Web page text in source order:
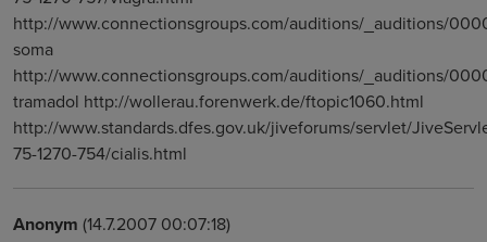
http://www.connectionsgroups.com/auditions/_auditions/
soma
http://www.connectionsgroups.com/auditions/_auditions/
tramadol http://wollerau.forenwerk.de/ftopic1060.html
http://www.standards.dfes.gov.uk/jiveforums/servlet/
75-1270-754/cialis.html
Anonym (14.7.2007 00:07:18)